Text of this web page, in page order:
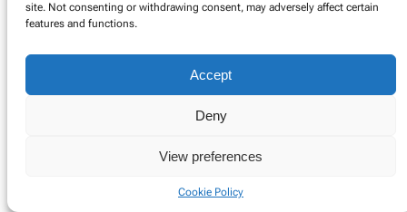
site. Not consenting or withdrawing consent, may adversely affect certain
features and functions.
Accept
Deny
View preferences
Cookie Policy